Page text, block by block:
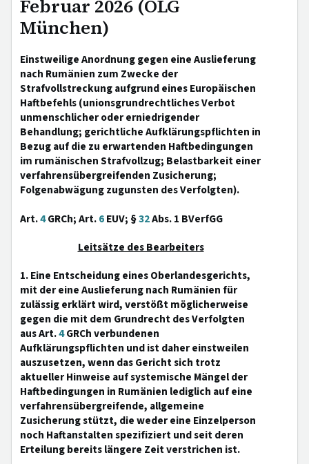
Februar 2026 (OLG
München)
Einstweilige Anordnung gegen eine Auslieferung
nach Rumänien zum Zwecke der
Strafvollstreckung aufgrund eines Europäischen
Haftbefehls (unionsgrundrechtliches Verbot
unmenschlicher oder erniedrigender
Behandlung; gerichtliche Aufklärungspflichten in
Bezug auf die zu erwartenden Haftbedingungen
im rumänischen Strafvollzug; Belastbarkeit einer
verfahrensübergreifenden Zusicherung;
Folgenabwägung zugunsten des Verfolgten).
Art.4GRCh; Art.6EUV; §32Abs. 1 BVerfGG
Leitsätze des Bearbeiters
1. Eine Entscheidung eines Oberlandesgerichts,
mit der eine Auslieferung nach Rumänien für
zulässig erklärt wird, verstößt möglicherweise
gegen die mit dem Grundrecht des Verfolgten
aus Art.4GRCh verbundenen
Aufklärungspflichten und ist daher einstweilen
auszusetzen, wenn das Gericht sich trotz
aktueller Hinweise auf systemische Mängel der
Haftbedingungen in Rumänien lediglich auf eine
verfahrensübergreifende, allgemeine
Zusicherung stützt, die weder eine Einzelperson
noch Haftanstalten spezifiziert und seit deren
Erteilung bereits längere Zeit verstrichen ist.